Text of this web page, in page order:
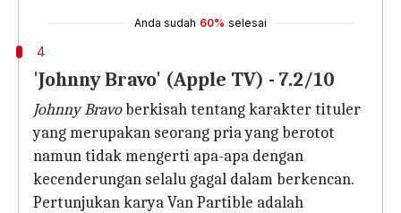
Anda sudah 60% selesai
4
'Johnny Bravo' (Apple TV) - 7.2/10
Johnny Bravoberkisah tentang karakter tituler
yang merupakan seorang pria yang berotot
namun tidak mengerti apa-apa dengan
kecenderungan selalu gagal dalam berkencan.
Pertunjukan karya Van Partible adalah